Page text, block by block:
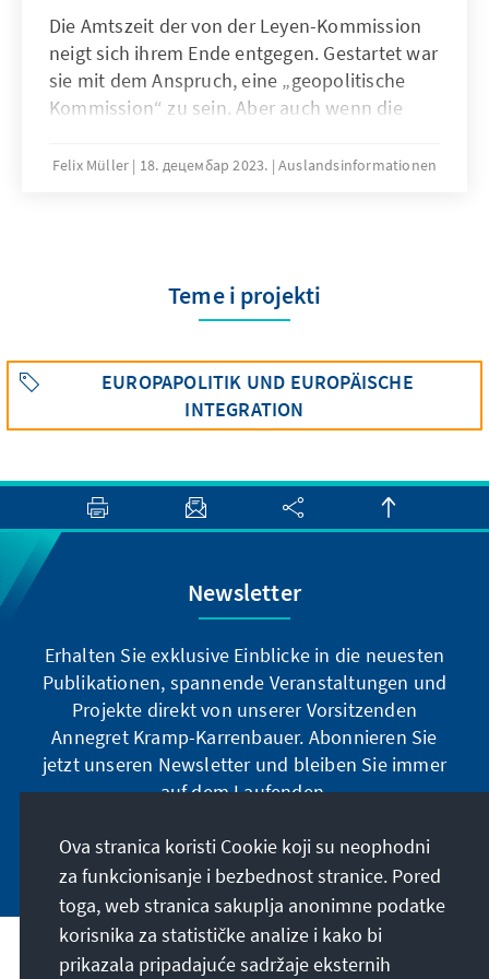
Die Amtszeit der von der Leyen-Kommission
neigt sich ihrem Ende entgegen. Gestartet war
sie mit dem Anspruch, eine „geopolitische
Kommission“ zu sein. Aber auch wenn die
angesichts des russischen Krieges gegen die
Felix Müller 18. децембар 2023. Auslandsinformationen
Teme i projekti
EUROPAPOLITIK UND EUROPÄISCHE
INTEGRATION
Newsletter
Erhalten Sie exklusive Einblicke in die neuesten
Publikationen, spannende Veranstaltungen und
Projekte direkt von unserer Vorsitzenden
Annegret Kramp-Karrenbauer. Abonnieren Sie
jetzt unseren Newsletter und bleiben Sie immer
auf dem Laufenden.
Jetzt abonnieren
Naša misija
Ova stranica koristi Cookie koji su neophodni
za funkcionisanje i bezbednost stranice. Pored
toga, web stranica sakuplja anonimne podatke
korisnika za statističke analize i kako bi
prikazala pripadajuće sadržaje eksternih